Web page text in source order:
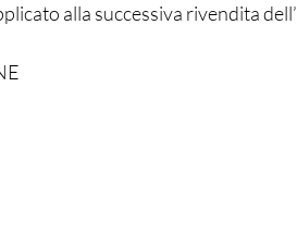
alla successiva rivendita